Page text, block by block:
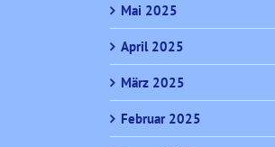
Mai 2025
April 2025
März 2025
Februar 2025